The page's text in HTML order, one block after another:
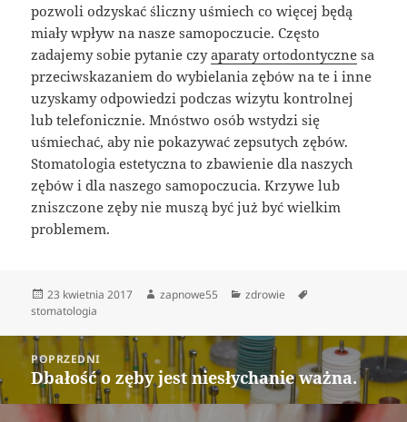
pozwoli odzyskać śliczny uśmiech co więcej będą
miały wpływ na nasze samopoczucie. Często
zadajemy sobie pytanie czyaparaty ortodontyczne sa
przeciwskazaniem do wybielania zębów na te i inne
uzyskamy odpowiedzi podczas wizytu kontrolnej
lub telefonicznie. Mnóstwo osób wstydzi się
uśmiechać, aby nie pokazywać zepsutych zębów.
Stomatologia estetyczna to zbawienie dla naszych
zębów i dla naszego samopoczucia. Krzywe lub
zniszczone zęby nie muszą być już być wielkim
problemem.
Data
publikacji
23 kwietnia 2017 Autor
zapnowe55 Kategorie
zdrowie
stomatologia
Nawigacja
wpisuPOPRZEDNI
Poprzedni
wpis:
Dbałość o zęby jest niesłychanie ważna.